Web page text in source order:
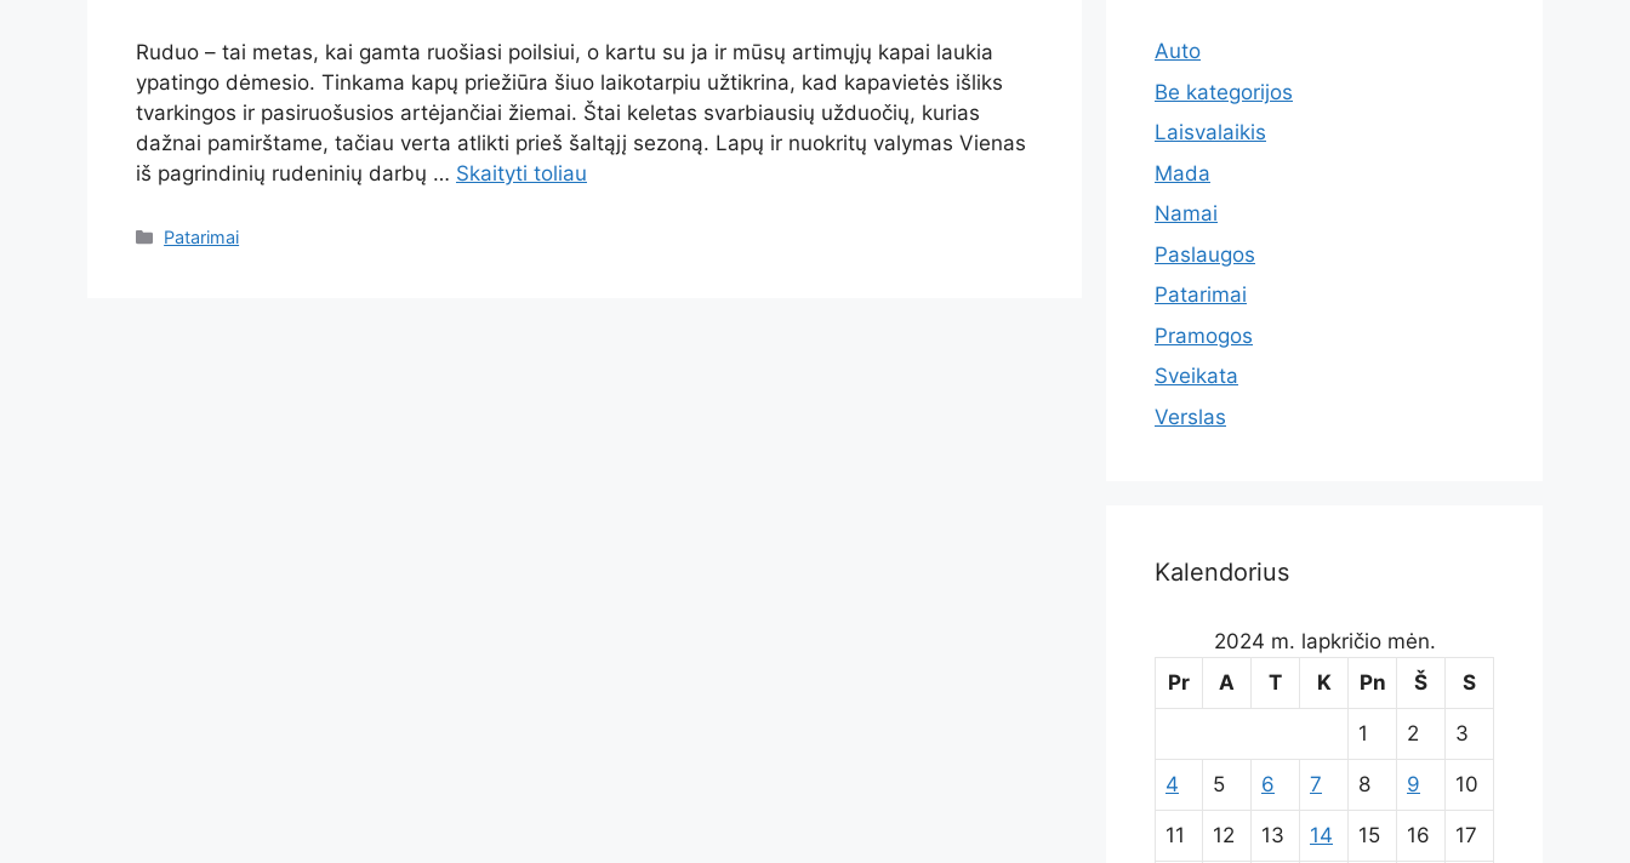
Ruduo – tai metas, kai gamta ruošiasi poilsiui, o kartu su ja ir mūsų artimųjų kapai laukia
ypatingo dėmesio. Tinkama kapų priežiūra šiuo laikotarpiu užtikrina, kad kapavietės išliks
tvarkingos ir pasiruošusios artėjančiai žiemai. Štai keletas svarbiausių užduočių, kurias
dažnai pamirštame, tačiau verta atlikti prieš šaltąjį sezoną. Lapų ir nuokritų valymas Vienas
iš pagrindinių rudeninių darbų … Skaityti toliau
Kategorijos
Patarimai
Auto
Be kategorijos
Laisvalaikis
Mada
Namai
Paslaugos
Patarimai
Pramogos
Sveikata
Verslas
Kalendorius
2024 m. lapkričio mėn.
Pr
A T K Pn Š S
1 2 3
4 5 6 7 8 9 10
11 12 13 14 15 16 17